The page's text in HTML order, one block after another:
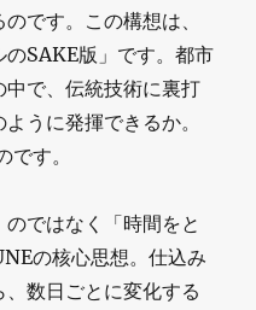
です。この構想は、
SAKE版」です。都市
で、伝統技術に裏打
うに発揮できるか。
す。
ではなく「時間をと
の核心思想。仕込み
数日ごとに変化する